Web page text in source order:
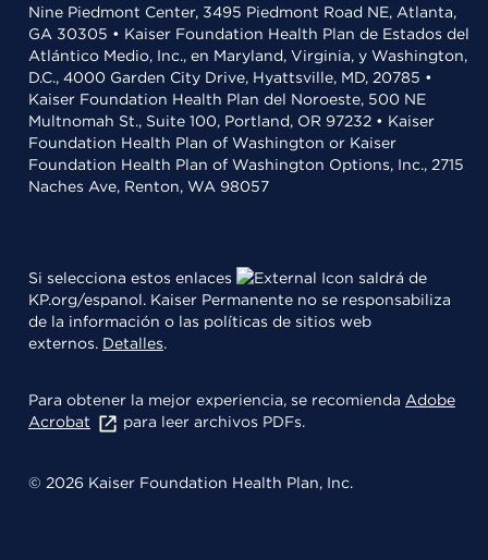
Nine Piedmont Center, 3495 Piedmont Road NE, Atlanta,
GA 30305 • Kaiser Foundation Health Plan de Estados del
Atlántico Medio, Inc., en Maryland, Virginia, y Washington,
D.C., 4000 Garden City Drive, Hyattsville, MD, 20785 •
Kaiser Foundation Health Plan del Noroeste, 500 NE
Multnomah St., Suite 100, Portland, OR 97232 • Kaiser
Foundation Health Plan of Washington or Kaiser
Foundation Health Plan of Washington Options, Inc., 2715
Naches Ave, Renton, WA 98057
Si selecciona estos enlaces
saldrá de
KP.org/espanol. Kaiser Permanente no se responsabiliza
de la información o las políticas de sitios web
externos. Detalles.
Para obtener la mejor experiencia, se recomienda Adobe
Acrobat
para leer archivos PDFs.
© 2026 Kaiser Foundation Health Plan, Inc.